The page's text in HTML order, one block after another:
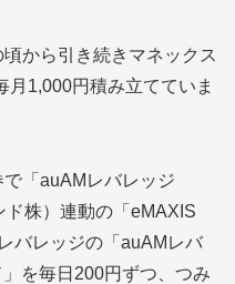
から引き続きマネックス
1,000円積み立てていま
「auAMレバレッジ
株）連動の「eMAXIS
バレッジの「auAMレバ
を毎日200円ずつ、つみ